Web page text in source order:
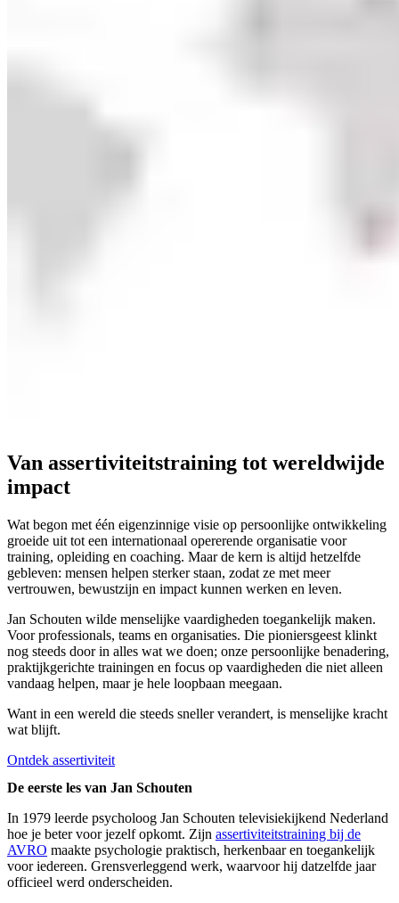
Van assertiviteitstraining tot wereldwijde
impact
Wat begon met één eigenzinnige visie op persoonlijke ontwikkeling
groeide uit tot een internationaal opererende organisatie voor
training, opleiding en coaching. Maar de kern is altijd hetzelfde
gebleven: mensen helpen sterker staan, zodat ze met meer
vertrouwen, bewustzijn en impact kunnen werken en leven.
Jan Schouten wilde menselijke vaardigheden toegankelijk maken.
Voor professionals, teams en organisaties. Die pioniersgeest klinkt
nog steeds door in alles wat we doen; onze persoonlijke benadering,
praktijkgerichte trainingen en focus op vaardigheden die niet alleen
vandaag helpen, maar je hele loopbaan meegaan.
Want in een wereld die steeds sneller verandert, is menselijke kracht
wat blijft.
Ontdek assertiviteit
De eerste les van Jan Schouten
In 1979 leerde psycholoog Jan Schouten televisiekijkend Nederland
hoe je beter voor jezelf opkomt. Zijn assertiviteitstraining bij de
AVRO maakte psychologie praktisch, herkenbaar en toegankelijk
voor iedereen. Grensverleggend werk, waarvoor hij datzelfde jaar
officieel werd onderscheiden.